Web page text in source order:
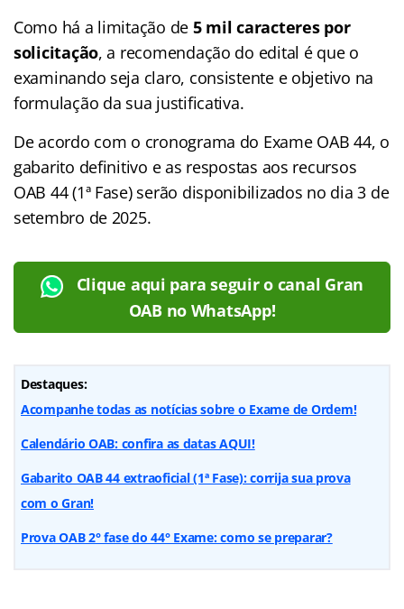
Como há a limitação de 5 mil caracteres por
solicitação, a recomendação do edital é que o
examinando seja claro, consistente e objetivo na
formulação da sua justificativa.
De acordo com o cronograma do Exame OAB 44, o
gabarito definitivo e as respostas aos recursos
OAB 44 (1ª Fase) serão disponibilizados no dia 3 de
setembro de 2025.
Clique aqui para seguir o canal Gran
OAB no WhatsApp!
Destaques:
Acompanhe todas as notícias sobre o Exame de Ordem!
Calendário OAB: confira as datas AQUI!
Gabarito OAB 44 extraoficial (1ª Fase): corrija sua prova
com o Gran!
Prova OAB 2° fase do 44° Exame: como se preparar?